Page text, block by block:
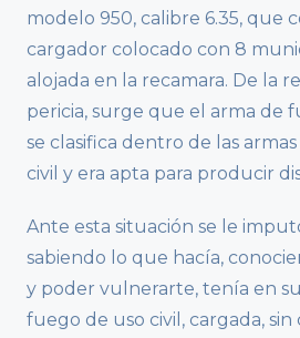
modelo 950, calibre 6.35, que
cargador colocado con 8
alojada en la recamara. De la
pericia, surge que el arma de
se clasifica dentro de las
civil y era apta para producir
Ante esta situación se le
sabiendo lo que hacía,
y poder vulnerarte, tenía en
fuego de uso civil, cargada,